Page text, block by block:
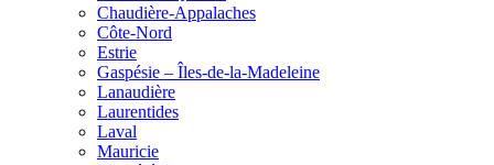
Chaudière-Appalaches
Côte-Nord
Estrie
Gaspésie – Îles-de-la-Madeleine
Lanaudière
Laurentides
Laval
Mauricie